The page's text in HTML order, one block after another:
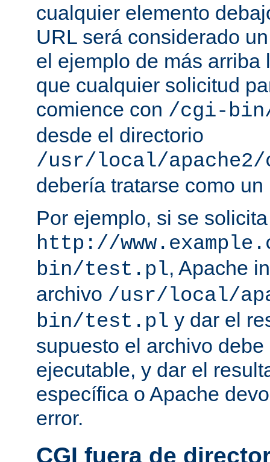
cualquier elemento
URL será considerado
el ejemplo de más arriba
que cualquier solicitud
comience con /cgi-
desde el directorio
/usr/local/
debería tratarse como
Por ejemplo, si se
http://
bin/test.pl, Apache
archivo /usr/local/
bin/test.pl y dar el
supuesto el archivo
ejecutable, y dar el
específica o Apache
error.
CGI fuera de